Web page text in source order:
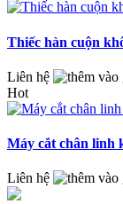
Thiếc hàn cuộn
Liên hệ
Hot
Máy cắt chân linh
Liên hệ